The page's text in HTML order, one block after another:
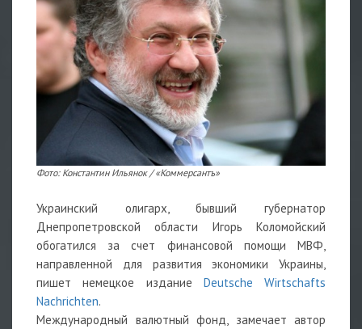
Фото: Константин Ильянок / «Коммерсантъ»
Украинский олигарх, бывший губернатор
Днепропетровской области Игорь Коломойский
обогатился за счет финансовой помощи МВФ,
направленной для развития экономики Украины,
пишет немецкое издание Deutsche Wirtschafts
Nachrichten.
Международный валютный фонд, замечает автор